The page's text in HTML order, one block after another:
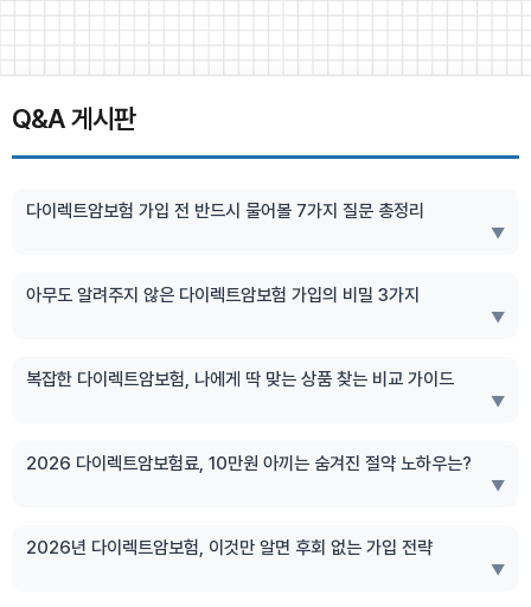
Q&A 게시판
다이렉트암보험 가입 전 반드시 물어볼 7가지 질문 총정리
▼
아무도 알려주지 않은 다이렉트암보험 가입의 비밀 3가지
▼
복잡한 다이렉트암보험, 나에게 딱 맞는 상품 찾는 비교 가이드
▼
2026 다이렉트암보험료, 10만원 아끼는 숨겨진 절약 노하우는?
▼
2026년 다이렉트암보험, 이것만 알면 후회 없는 가입 전략
▼